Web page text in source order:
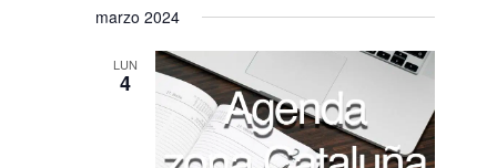
marzo 2024
LUN
4